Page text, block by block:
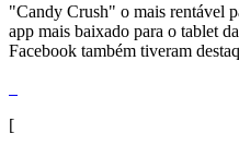
"Candy Crush" o mais rentável
app mais baixado para o tablet
Facebook também tiveram
[